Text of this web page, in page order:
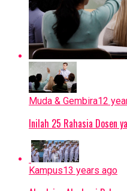
Muda & Gembira12
Inilah 25 Rahasia Dosen
Kampus13 years ago